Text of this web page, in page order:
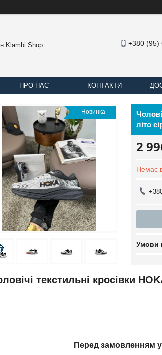
Klambi Shop +380 (95)
ПРО НАС КОНТАКТИ
Новинка
літо
2
Немає
текстильні кросівки
Перед замовленням